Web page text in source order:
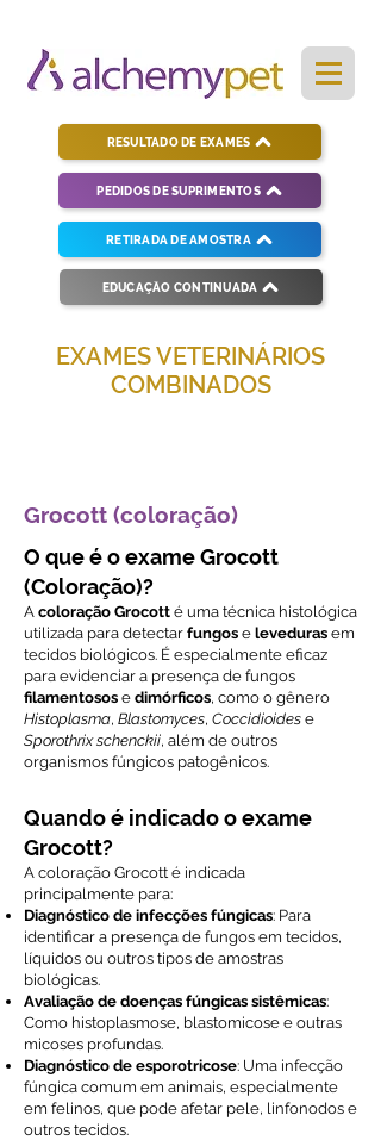
PEDIDOS DE SUPRIMENTOS
RESULTADO DE EXAMES
RETIRADA DE AMOSTRA
EDUCAÇÃO CONTINUADA
EXAMES VETERINÁRIOS
COMBINADOS
Grocott (coloração)
O que é o exame Grocott
(Coloração)?
A coloração Grocott é uma técnica histológica
utilizada para detectar fungos e leveduras em
tecidos biológicos. É especialmente eficaz
para evidenciar a presença de fungos
filamentosos e dimórficos, como o gênero
Histoplasma, Blastomyces, Coccidioides e
Sporothrix schenckii, além de outros
organismos fúngicos patogênicos.
Quando é indicado o exame
Grocott?
A coloração Grocott é indicada
principalmente para:
Diagnóstico de infecções fúngicas: Para
identificar a presença de fungos em tecidos,
líquidos ou outros tipos de amostras
biológicas.
Avaliação de doenças fúngicas sistêmicas:
Como histoplasmose, blastomicose e outras
micoses profundas.
Diagnóstico de esporotricose: Uma infecção
fúngica comum em animais, especialmente
em felinos, que pode afetar pele, linfonodos e
outros tecidos.